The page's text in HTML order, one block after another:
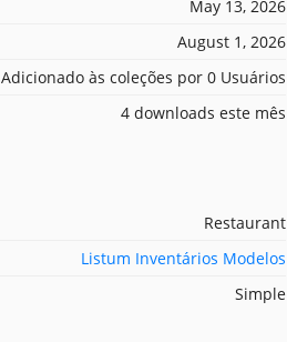
May 13, 2026
August 1, 2026
Adicionado às coleções por 0 Usuários
4 downloads este mês
Restaurant
Listum Inventários Modelos
Simple